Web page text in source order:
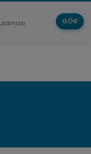
GÖR